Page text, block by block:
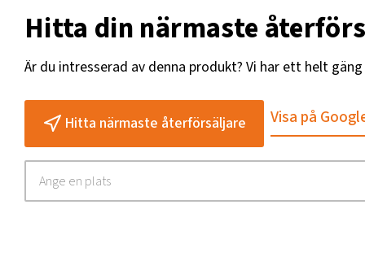
Hitta din närmaste
Är du intresserad av denna produkt? Vi har ett helt
Hitta närmaste återförsäljare Visa på